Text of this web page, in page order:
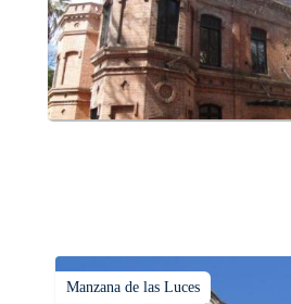
Manzana de las Luces